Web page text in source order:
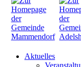
Aktuelles